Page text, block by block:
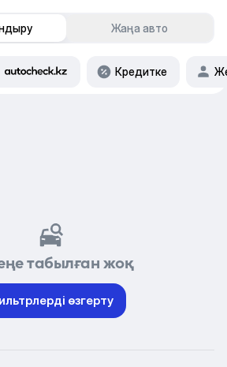
Жаңа авто
Кредитке
табылған жоқ
өзгерту